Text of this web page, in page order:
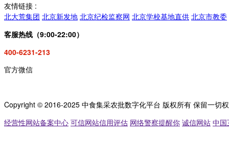
友情链接 :
北大荒集团 北京新发地 北京纪检监察网 北京学校基地直供 北京市教委
客服热线（9:00-22:00）
400-6231-213
官方微信
Copyright © 2016-2025 中食集采农批数字化平台 版权所有 保留一切
经营性网站备案中心 可信网站信用评估 网络警察提醒你 诚信网站 中国